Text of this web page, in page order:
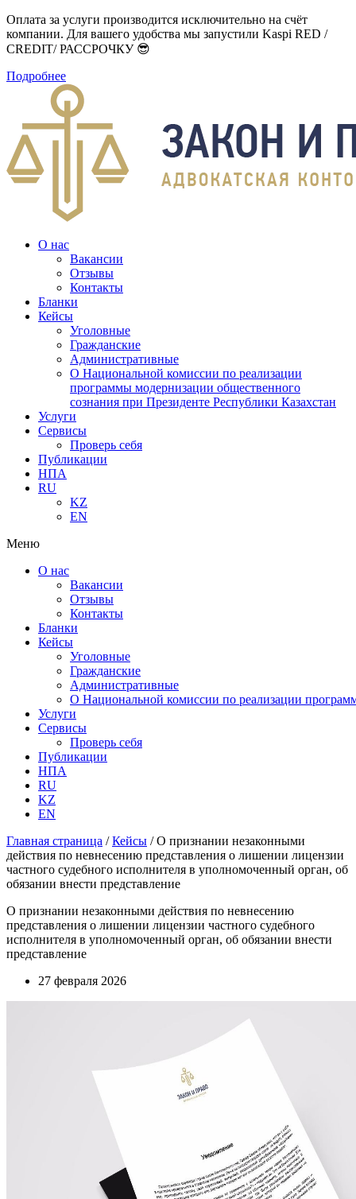
Оплата за услуги производится исключительно на счёт
компании. Для вашего удобства мы запустили Kaspi RED /
CREDIT/ РАССРОЧКУ 😎
Подробнее
О нас
Вакансии
Отзывы
Контакты
Бланки
Кейсы
Уголовные
Гражданские
Административные
О Национальной комиссии по реализации
программы модернизации общественного
сознания при Президенте Республики Казахстан
Услуги
Сервисы
Проверь себя
Публикации
НПА
RU
KZ
EN
Меню
О нас
Вакансии
Отзывы
Контакты
Бланки
Кейсы
Уголовные
Гражданские
Административные
О Национальной комиссии по реализации
Услуги
Сервисы
Проверь себя
Публикации
НПА
RU
KZ
EN
Главная страница /Кейсы /О признании незаконными
действия по невнесению представления о лишении лицензии
частного судебного исполнителя в уполномоченный орган, об
обязании внести представление
О признании незаконными действия по невнесению
представления о лишении лицензии частного судебного
исполнителя в уполномоченный орган, об обязании внести
представление
27 февраля 2026